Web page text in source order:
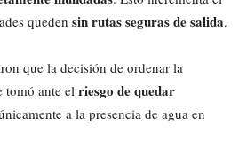
queden sin rutas seguras de salida.
que la decisión de ordenar la
tomó ante el riesgo de quedar
a la presencia de agua en